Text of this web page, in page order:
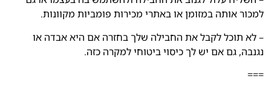
למכור אותה במזומן או באתרי מכירות פומביות מקוונות.
– לא תוכל לקבל את החבילה שלך בחזרה אם היא אבדה או
נגנבה, גם אם יש לך כיסוי ביטוחי למקרה כזה.
===